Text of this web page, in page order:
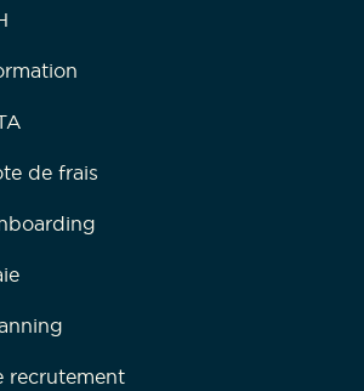
de frais
recrutement